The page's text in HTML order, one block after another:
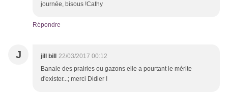
journée, bisous !Cathy
Répondre
J jill bill
22/03/2017 00:12
Banale des prairies ou gazons elle a pourtant le mérite
d'exister...; merci Didier !